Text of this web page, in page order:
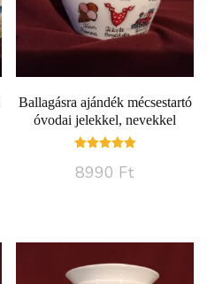
Ballagásra ajándék mécsestartó
óvodai jelekkel, nevekkel
5.00
8990 Ft